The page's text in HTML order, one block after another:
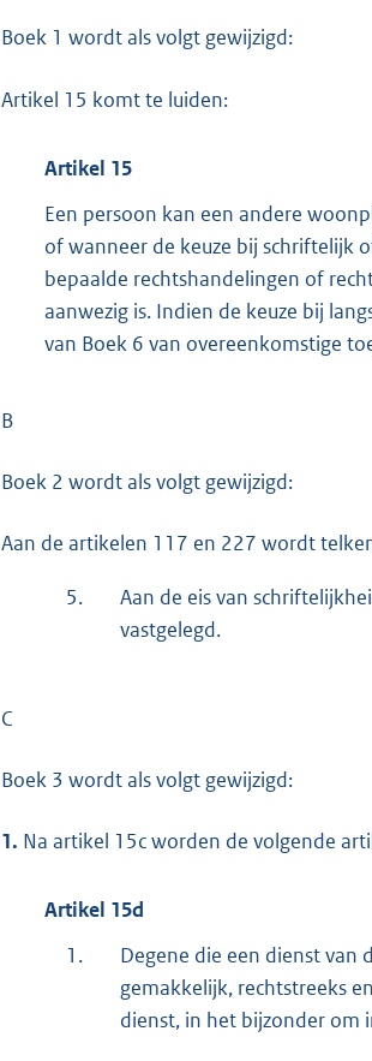
Boek 1 wordt als volgt gewijzigd:
Artikel 15 komt te luiden:
Artikel 15
Een persoon kan een andere
of wanneer de keuze bij schriftelijk
bepaalde rechtshandelingen of
aanwezig is. Indien de keuze bij
van Boek 6 van overeenkomstige
B
Boek 2 wordt als volgt gewijzigd:
Aan de artikelen 117 en 227 wordt
5.
Aan de eis van
vastgelegd.
C
Boek 3 wordt als volgt gewijzigd:
1. Na artikel 15c worden de volgende
Artikel 15d
1.
Degene die een dienst van
gemakkelijk, rechtstreeks
dienst, in het bijzonder om